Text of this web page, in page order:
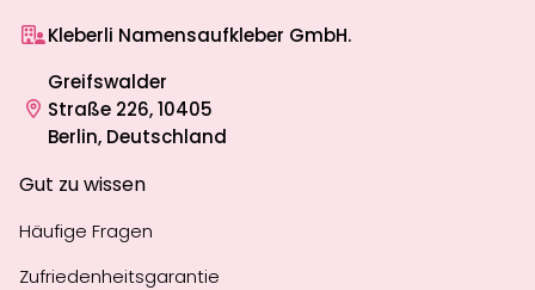
Kleberli Namensaufkleber GmbH.
Greifswalder
Straße 226, 10405
Berlin, Deutschland
Gut zu wissen
Häufige Fragen
Zufriedenheitsgarantie